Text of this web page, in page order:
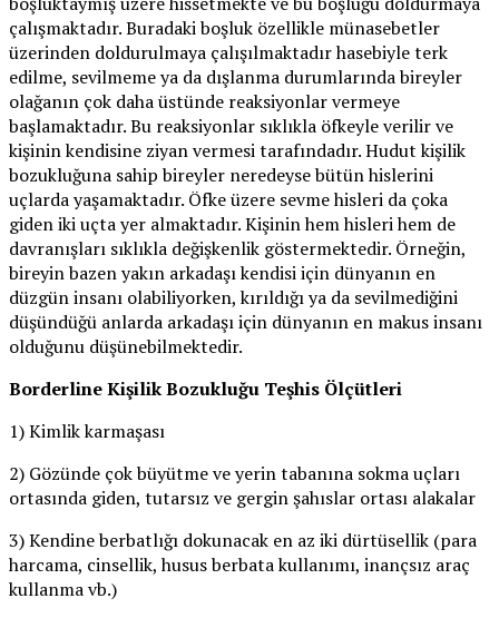
çalışmaktadır. Buradaki boşluk özellikle münasebetler
üzerinden doldurulmaya çalışılmaktadır hasebiyle terk
edilme, sevilmeme ya da dışlanma durumlarında bireyler
olağanın çok daha üstünde reaksiyonlar vermeye
başlamaktadır. Bu reaksiyonlar sıklıkla öfkeyle verilir ve
kişinin kendisine ziyan vermesi tarafındadır. Hudut kişilik
bozukluğuna sahip bireyler neredeyse bütün hislerini
uçlarda yaşamaktadır. Öfke üzere sevme hisleri da çoka
giden iki uçta yer almaktadır. Kişinin hem hisleri hem de
davranışları sıklıkla değişkenlik göstermektedir. Örneğin,
bireyin bazen yakın arkadaşı kendisi için dünyanın en
düzgün insanı olabiliyorken, kırıldığı ya da sevilmediğini
düşündüğü anlarda arkadaşı için dünyanın en makus insanı
olduğunu düşünebilmektedir.
Borderline Kişilik Bozukluğu Teşhis Ölçütleri
1) Kimlik karmaşası
2) Gözünde çok büyütme ve yerin tabanına sokma uçları
ortasında giden, tutarsız ve gergin şahıslar ortası alakalar
3) Kendine berbatlığı dokunacak en az iki dürtüsellik (para
harcama, cinsellik, husus berbata kullanımı, inançsız araç
kullanma vb.)